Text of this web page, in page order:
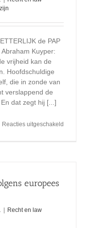
de PAP
Kuyper:
vrijheid kan de
Hoofdschuldige
die in zonde van
verslappend de
dat zegt hij [...]
Reacties uitgeschakeld
europees
| Recht en law